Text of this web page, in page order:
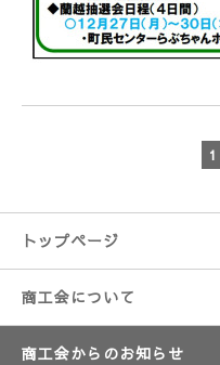
1
トップページ
商工会について
商工会からのお知らせ